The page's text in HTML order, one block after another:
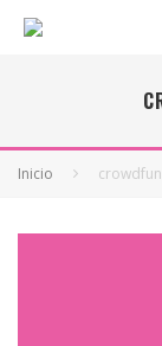
Inicio